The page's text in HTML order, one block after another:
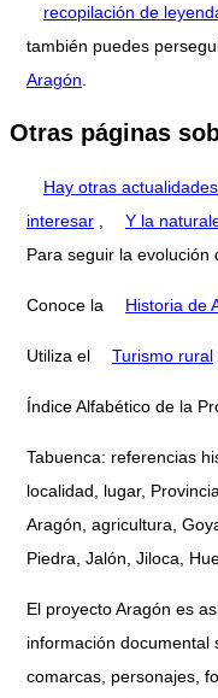
recopilación de
también puedes
Aragón
Otras páginas
Hay otras
interesar
Y la
Para seguir la evolución
Conoce la Historia de
Utiliza el Turismo rural
Índice Alfabético de la
Tabuenca: referencias
localidad, lugar,
Aragón, agricultura,
Piedra, Jalón, Jiloca,
El proyecto Aragón es
información documental
comarcas, personajes,